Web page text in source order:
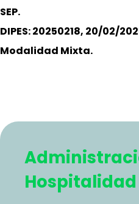
SEP.
DIPES: 20250218, 20/02/
Modalidad Mixta.
Hospitalidad